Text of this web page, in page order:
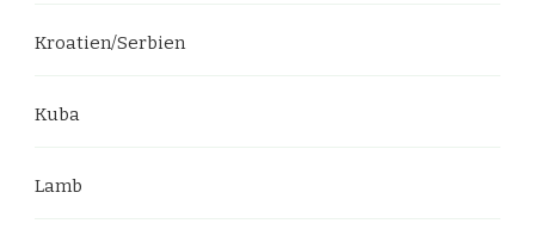
Kroatien/Serbien
Kuba
Lamb